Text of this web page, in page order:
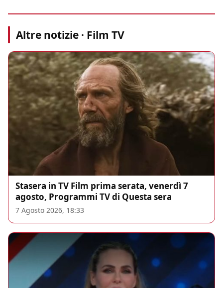
Altre notizie · Film TV
Stasera in TV Film prima serata, venerdì 7
agosto, Programmi TV di Questa sera
7 Agosto 2026, 18:33